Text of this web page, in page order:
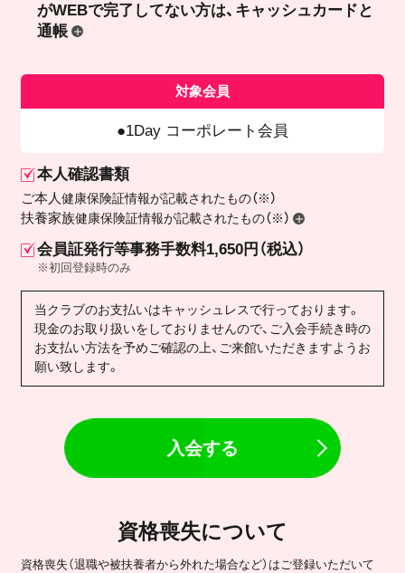
がWEBで完了してない方は、キャッシュカードと
通帳
対象会員
1Day コーポレート会員
本人確認書類
ご本人健康保険証情報が記載されたもの（※）
扶養家族健康保険証情報が記載されたもの（※）
会員証発行等事務手数料1,650円（税込）
※初回登録時のみ
当クラブのお支払いはキャッシュレスで行っております。
現金のお取り扱いをしておりませんので、ご入会手続き時の
お支払い方法を予めご確認の上、ご来館いただきますようお
願い致します。
入会する
資格喪失について
資格喪失（退職や被扶養者から外れた場合など）はご登録いただいて